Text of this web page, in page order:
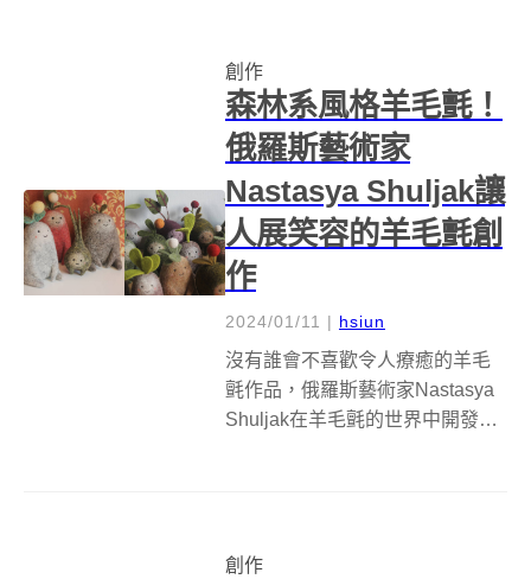
物、食物以及各種生活中常見...
創作
森林系風格羊毛氈！
俄羅斯藝術家
Nastasya Shuljak讓
人展笑容的羊毛氈創
作
2024/01/11 | hsiun
沒有誰會不喜歡令人療癒的羊毛
氈作品，俄羅斯藝術家Nastasya
Shuljak在羊毛氈的世界中開發出
熟悉的小動物，它們散發著平靜...
創作